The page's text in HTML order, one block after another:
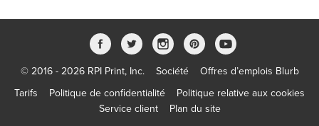
© 2016 - 2026 RPI Print, Inc. Société
Offres d’emplois Blurb
Tarifs
Politique de confidentialité
Politique relative aux cookies
Service client
Plan du site